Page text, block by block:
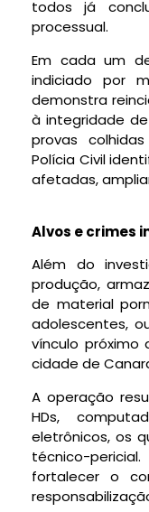
todos já
processual.
Em cada um
indiciado por
demonstra
à integridade
provas
Polícia Civil
afetadas,
Alvos e crimes
Além do
produção,
de material
adolescentes,
vínculo próximo
cidade de
A operação
HDs,
eletrônicos, os
técnico-
fortalecer o